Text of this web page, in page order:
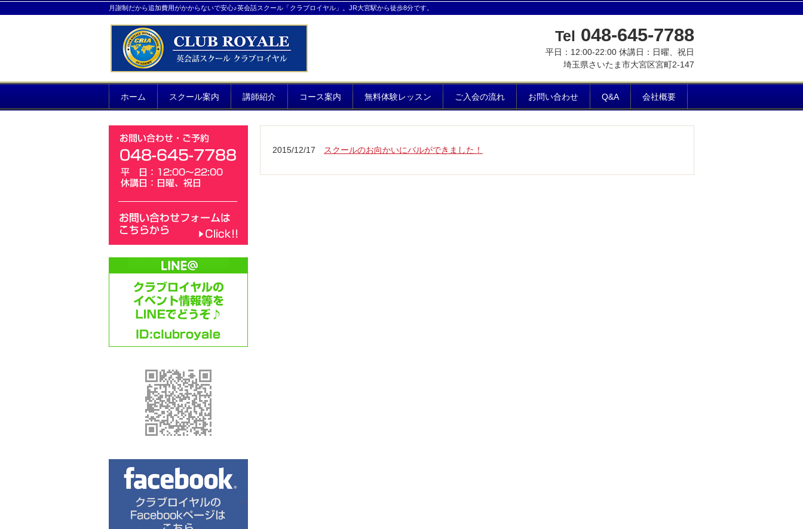
月謝制だから追加費用がかからないで安心♪英会話スクール「クラブロイヤル」。JR大宮駅から徒歩8分です。
Tel 048-645-7788
平日：12:00-22:00 休講日：日曜、祝日
埼玉県さいたま市大宮区宮町2-147
ホーム スクール案内 講師紹介 コース案内 無料体験レッスン ご入会の流れ お問い合わせ Q&A 会社概要
2015/12/17 スクールのお向かいにバルができました！